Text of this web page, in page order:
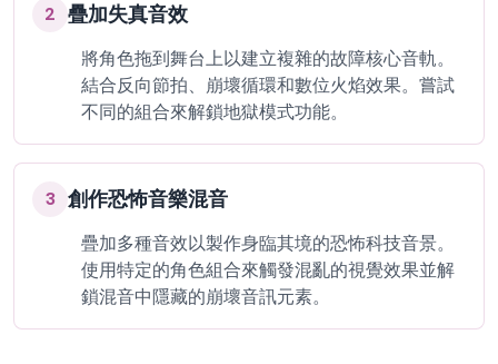
2 疊加失真音效
將角色拖到舞台上以建立複雜的故障核心音軌。
結合反向節拍、崩壞循環和數位火焰效果。嘗試
不同的組合來解鎖地獄模式功能。
3 創作恐怖音樂混音
疊加多種音效以製作身臨其境的恐怖科技音景。
使用特定的角色組合來觸發混亂的視覺效果並解
鎖混音中隱藏的崩壞音訊元素。